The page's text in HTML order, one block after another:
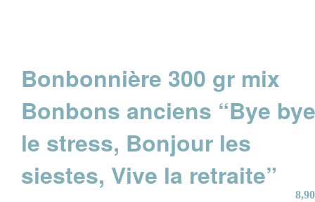
Bonbonnière 300 gr mix
Bonbons anciens “Bye
le stress, Bonjour les
siestes, Vive la retraite”
8,90